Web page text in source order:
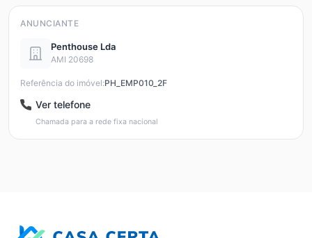
ANUNCIANTE
Penthouse Lda
AMI 20698
Referência do imóvel:PH_EMP010_2F
Ver telefone
Chamada para a rede fixa nacional